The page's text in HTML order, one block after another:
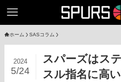
ホーム SASコラム
スパーズはス
スル指名に高
2024
5/24